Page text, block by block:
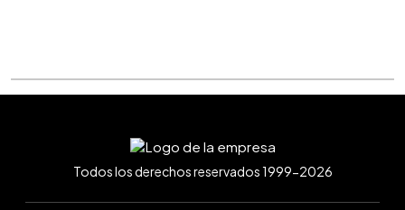
Todos los derechos reservados 1999-2026